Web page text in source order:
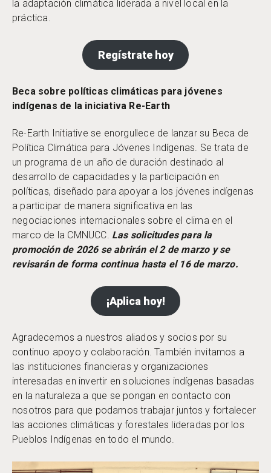
la adaptación climática liderada a nivel local en la
práctica.
Regístrate hoy
Beca sobre políticas climáticas para jóvenes
indígenas de la iniciativa Re-Earth
Re-Earth Initiative se enorgullece de lanzar su Beca de
Política Climática para Jóvenes Indígenas. Se trata de
un programa de un año de duración destinado al
desarrollo de capacidades y la participación en
políticas, diseñado para apoyar a los jóvenes indígenas
a participar de manera significativa en las
negociaciones internacionales sobre el clima en el
marco de la CMNUCC. Las solicitudes para la
promoción de 2026 se abrirán el 2 de marzo y se
revisarán de forma continua hasta el 16 de marzo.
¡Aplica hoy!
Agradecemos a nuestros aliados y socios por su
continuo apoyo y colaboración. También invitamos a
las instituciones financieras y organizaciones
interesadas en invertir en soluciones indígenas basadas
en la naturaleza a que se pongan en contacto con
nosotros para que podamos trabajar juntos y fortalecer
las acciones climáticas y forestales lideradas por los
Pueblos Indígenas en todo el mundo.